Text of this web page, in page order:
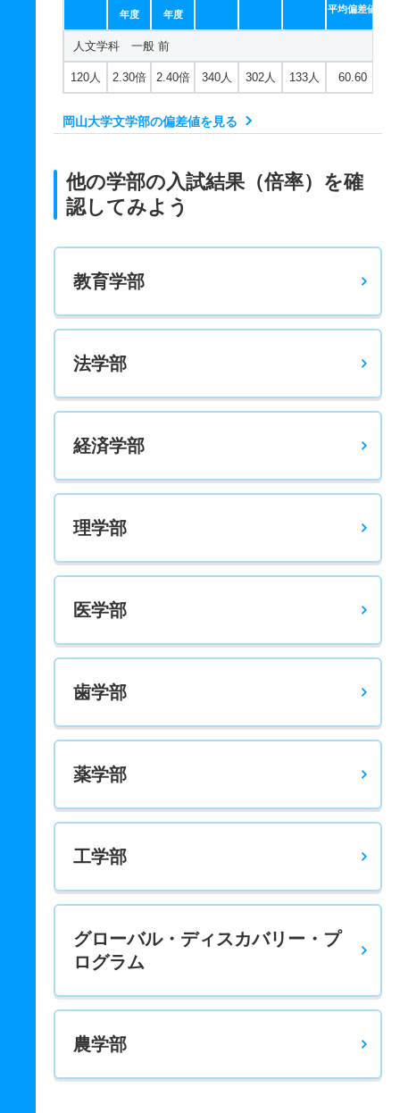
平均偏差値
年度
年度
人文学科 一般 前
120人 2.30倍 2.40倍 340人 302人 133人 60.60
岡山大学文学部の偏差値を見る
他の学部の入試結果（倍率）を確
認してみよう
教育学部
法学部
経済学部
理学部
医学部
歯学部
薬学部
工学部
グローバル・ディスカバリー・プ
ログラム
農学部